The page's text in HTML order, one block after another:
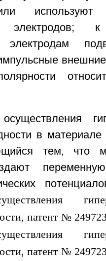
используют
электродов; к
в
тем, что